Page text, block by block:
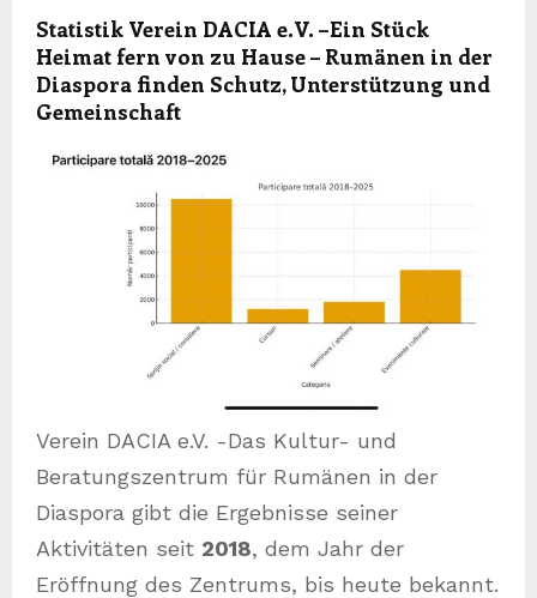
Statistik Verein DACIA e.V. –Ein Stück
Heimat fern von zu Hause – Rumänen in der
Diaspora finden Schutz, Unterstützung und
Gemeinschaft
Verein DACIA e.V. -Das Kultur- und
Beratungszentrum für Rumänen in der
Diaspora gibt die Ergebnisse seiner
Aktivitäten seit 2018, dem Jahr der
Eröffnung des Zentrums, bis heute bekannt.